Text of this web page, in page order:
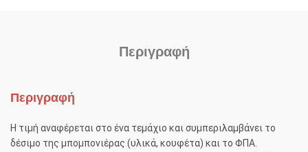
Περιγραφή
Περιγραφή
Η τιμή αναφέρεται στο ένα τεμάχιο και συμπεριλαμβάνει το
δέσιμο της μπομπονιέρας (υλικά, κουφέτα) και το ΦΠΑ.